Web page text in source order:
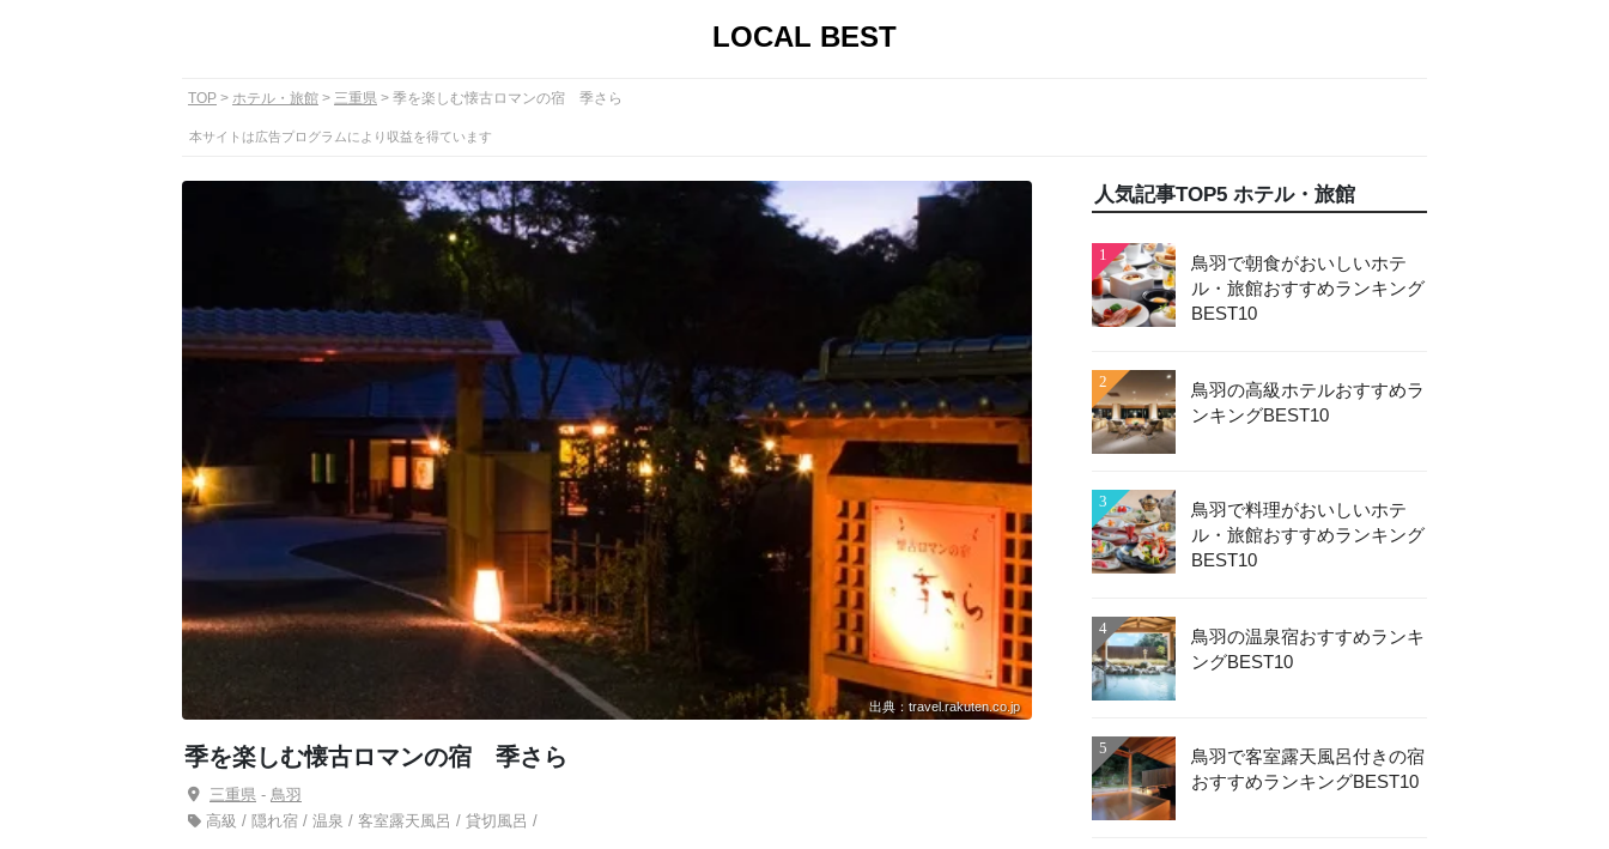
LOCAL BEST
TOP ホテル・旅館 三重県 季を楽しむ懐古ロマンの宿 季さら
本サイトは広告プログラムにより収益を得ています
出典：travel.rakuten.co.jp
季を楽しむ懐古ロマンの宿 季さら
三重県 - 鳥羽
高級 / 隠れ宿 / 温泉 / 客室露天風呂 / 貸切風呂 /
人気記事TOP5 ホテル・旅館
1
鳥羽で朝食がおいしいホテ
ル・旅館おすすめランキング
BEST10
2
鳥羽の高級ホテルおすすめラ
ンキングBEST10
3
鳥羽で料理がおいしいホテ
ル・旅館おすすめランキング
BEST10
4
鳥羽の温泉宿おすすめランキ
ングBEST10
5
鳥羽で客室露天風呂付きの宿
おすすめランキングBEST10